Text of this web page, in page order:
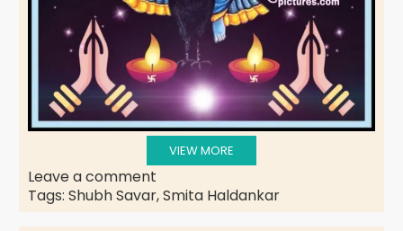
VIEW MORE
Leave a comment
Tags: Shubh Savar,Smita Haldankar